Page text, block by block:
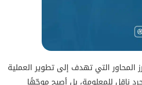
المحاور التي تهدف إلى تطوير العملية
ناقل للمعلومة، بل أصبح موجّهًا